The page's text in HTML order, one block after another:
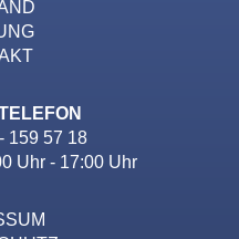
159 57 18
Uhr - 17:00 Uhr